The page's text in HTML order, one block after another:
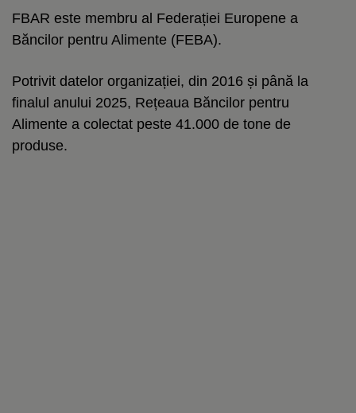
FBAR este membru al Federației Europene a
Băncilor pentru Alimente (FEBA).
Potrivit datelor organizației, din 2016 și până la
finalul anului 2025, Rețeaua Băncilor pentru
Alimente a colectat peste 41.000 de tone de
produse.